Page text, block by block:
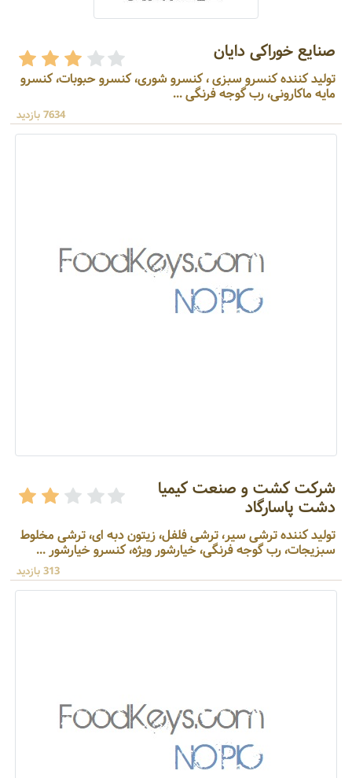
صنایع خوراکی دایان
تولید کننده کنسرو سبزی ، کنسرو شوری، کنسرو حبوبات، کنسرو
مایه ماکارونی، رب گوجه فرنگی ...
7634 بازدید
شرکت کشت و صنعت کیمیا
دشت پاسارگاد
تولید کننده ترشی سیر، ترشی فلفل، زیتون دبه ای، ترشی مخلوط
سبزیجات، رب گوجه فرنگی، خیارشور ویژه، کنسرو خیارشور ...
313 بازدید